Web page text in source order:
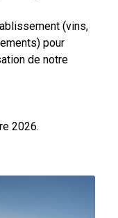
(vins,
pour
de notre
2026.